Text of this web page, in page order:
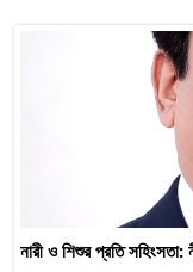
নারী ও শিশুর প্রতি